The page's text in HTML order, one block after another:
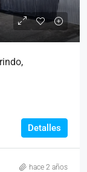
Detalles
hace 2 años